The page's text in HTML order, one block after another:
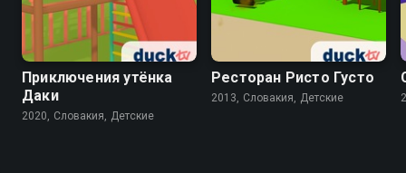
Приключения утёнка
Даки
2020, Словакия, Детские
Ресторан Ристо Густо
2013, Словакия, Детские